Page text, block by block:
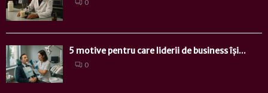
0
5 motive pentru care liderii de business își...
0